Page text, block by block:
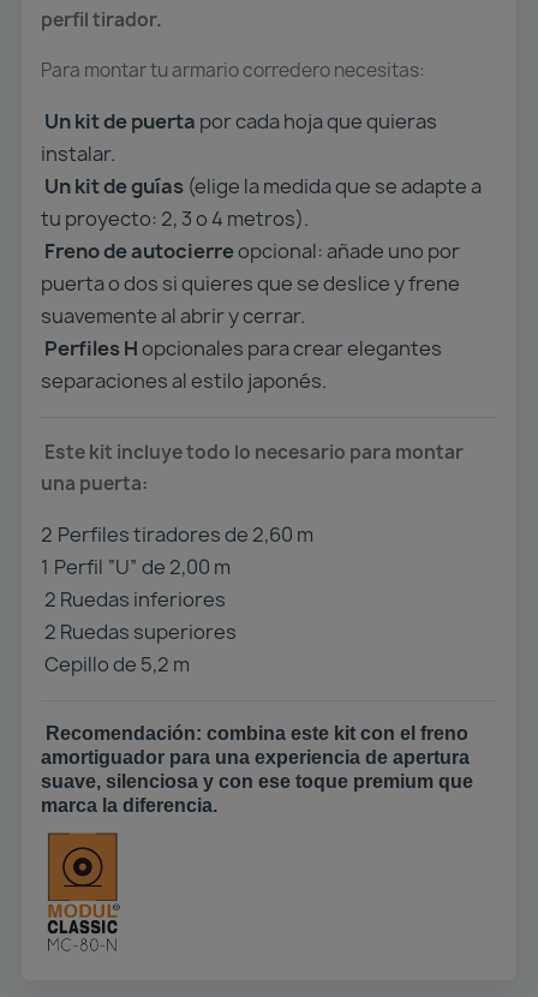
perfil tirador.
Para montar tu armario corredero necesitas:
Un kit de puerta por cada hoja que quieras
instalar.
Un kit de guías (elige la medida que se adapte a
tu proyecto: 2, 3 o 4 metros).
Freno de autocierreopcional: añade uno por
puerta o dos si quieres que se deslice y frene
suavemente al abrir y cerrar.
Perfiles Hopcionales para crear elegantes
separaciones al estilo japonés.
Este kit incluye todo lo necesario para montar
una puerta:
2️ Perfiles tiradores de 2,60 m
1️ Perfil “U” de 2,00 m
2 Ruedas inferiores
2 Ruedas superiores
Cepillo de 5,2 m
Recomendación: combina este kit con el freno
amortiguador para una experiencia de apertura
suave, silenciosa y con ese toque premium que
marca la diferencia.